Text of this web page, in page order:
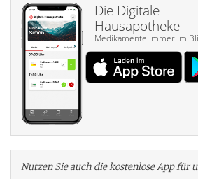
Die Digitale
Hausapotheke
Medikamente immer im
Nutzen Sie auch die kosten­lose App für